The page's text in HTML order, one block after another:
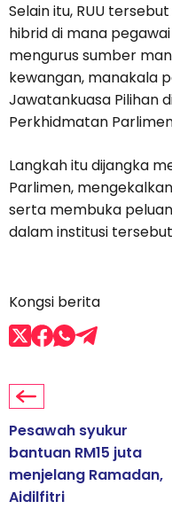
Selain itu, RUU
hibrid di mana
mengurus sumber
kewangan, manakala
Jawatankuasa Pilihan
Perkhidmatan
Langkah itu dijangka
Parlimen,
serta membuka
dalam institusi
Kongsi berita
Pesawah syukur
bantuan RM15 juta
menjelang Ramadan,
Aidilfitri